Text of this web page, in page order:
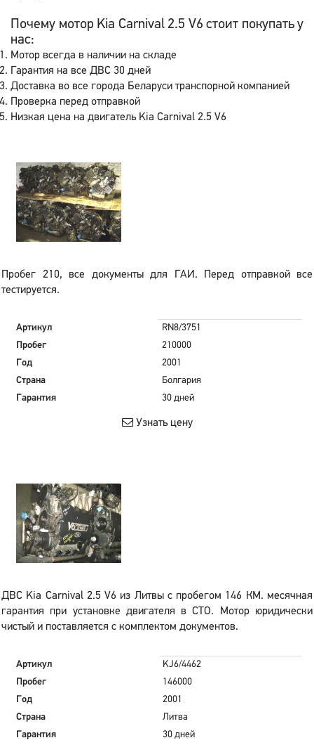
Почему мотор Kia Carnival 2.5 V6 стоит покупать у
нас:
Мотор всегда в наличии на складе
Гарантия на все ДВС 30 дней
Доставка во все города Беларуси транспорной компанией
Проверка перед отправкой
Низкая цена на двигатель Kia Carnival 2.5 V6
Пробег 210, все документы для ГАИ. Перед отправкой все
тестируется.
Артикул
RN8/3751
Пробег
210000
Год
2001
Страна
Болгария
Гарантия
30 дней
Узнать цену
ДВС Kia Carnival 2.5 V6 из Литвы с пробегом 146 КМ. месячная
гарантия при установке двигателя в СТО. Мотор юридически
чистый и поставляется с комплектом документов.
Артикул
KJ6/4462
Пробег
146000
Год
2001
Страна
Литва
Гарантия
30 дней